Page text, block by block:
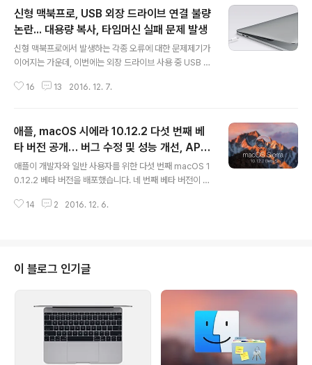
신형 맥북프로, USB 외장 드라이브 연결 불량
논란... 대용량 복사, 타임머신 실패 문제 발생
신형 맥북프로에서 발생하는 각종 오류에 대한 문제제기가
이어지는 가운데, 이번에는 외장 드라이브 사용 중 USB 연
보고되고 있습니다. 문제를 제기한 사람 중 한 명은 애플 전
장 드라이브 연결이 끊기는 등의 오작동을 겪고 있다고 밝
혔습니다. 특히 신형 맥북프로에 연결한 2개의 외장 드라
이브 사이에 대용량 파일을 복사할 때 예기치 않게 파일 복
사가 중단되는 현상이 두드러지게 나타난다고 설명했습니
다. 반면에 맥북프로에 외장 드라이브를 하나만 연결해 내
장 드라이브와 외장 드라이브 사이에 파일을 복사하거나,
16 13 2016. 12. 7.
애플, macOS 시에라 10.12.2 다섯 번째 베
타 버전 공개… 버그 수정 및 성능 개선, APF
S 업데이트 등
애플이 개발자와 일반 사용자를 위한 다섯 번째 macOS 1
0.12.2 베타 버전을 배포했습니다. 네 번째 베타 버전이 나
안정성 개선에 초점이 맞춰져 있습니다. 릴리스 노트에 따
요. 외견상는 이전 버전과 차이가 없지만, 최신 웹킷 엔진을
적용해 브라우징 성능을 개선했고, 취약점 해결과 함께 웹
사이트 로그인 정보가 저장된 사파리 키체인을 확인하려면
사용자 계정 암호를 입력해야 하는 등 보안을 강화했습니
다. 운영체제에 포함된 무선 네트워크와 블루투스, 그래픽,
오디오, 파일 입출력 및 ..
14 2 2016. 12. 6.
이 블로그 인기글